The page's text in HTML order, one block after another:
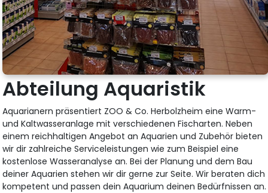
Abteilung Aquaristik
Aquarianern präsentiert ZOO & Co. Herbolzheim eine Warm-
und Kaltwasseranlage mit verschiedenen Fischarten. Neben
einem reichhaltigen Angebot an Aquarien und Zubehör bieten
wir dir zahlreiche Serviceleistungen wie zum Beispiel eine
kostenlose Wasseranalyse an. Bei der Planung und dem Bau
deiner Aquarien stehen wir dir gerne zur Seite. Wir beraten dich
kompetent und passen dein Aquarium deinen Bedürfnissen an.